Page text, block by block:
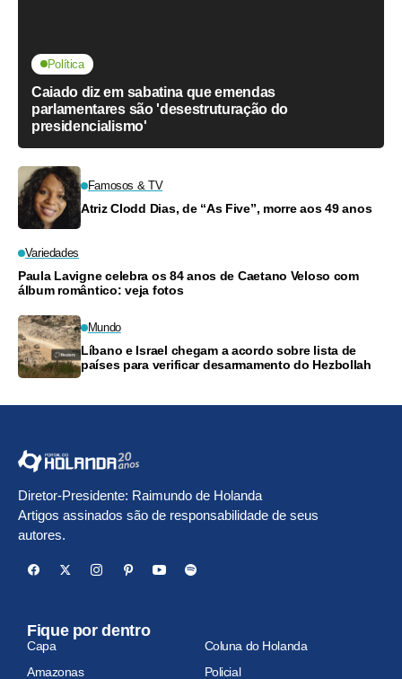
Política
Caiado diz em sabatina que emendas
parlamentares são 'desestruturação do
presidencialismo'
Famosos & TV
Atriz Clodd Dias, de “As Five”, morre aos 49 anos
Variedades
Paula Lavigne celebra os 84 anos de Caetano Veloso com
álbum romântico: veja fotos
Mundo
Líbano e Israel chegam a acordo sobre lista de
países para verificar desarmamento do Hezbollah
Diretor-Presidente: Raimundo de Holanda
Artigos assinados são de responsabilidade de seus
autores.
Fique por dentro
Capa
Coluna do Holanda
Amazonas
Policial